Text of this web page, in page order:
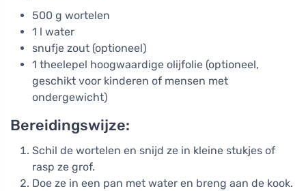
500 g wortelen
1 l water
snufje zout (optioneel)
1 theelepel hoogwaardige olijfolie (optioneel,
geschikt voor kinderen of mensen met
ondergewicht)
Bereidingswijze:
Schil de wortelen en snijd ze in kleine stukjes of
rasp ze grof.
Doe ze in een pan met water en breng aan de kook.